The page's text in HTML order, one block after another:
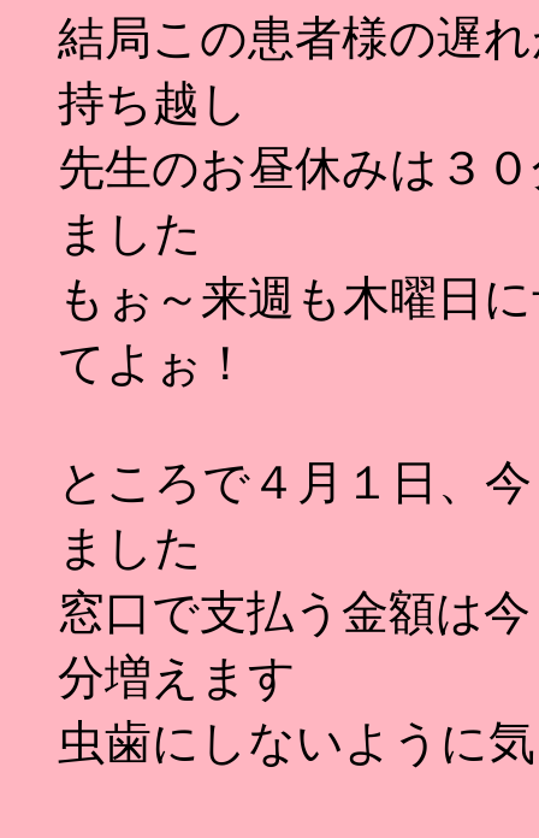
結局この患者様の遅
持ち越し
先生のお昼休みは３
ました
もぉ～来週も木曜日
てよぉ！
ところで４月１日、
ました
窓口で支払う金額は
分増えます
虫歯にしないように